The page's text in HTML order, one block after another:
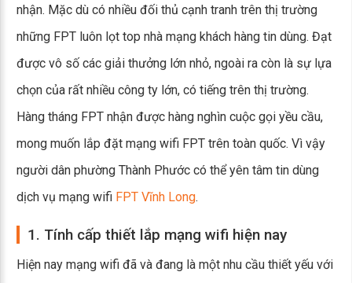
nhận. Mặc dù có nhiều đối thủ cạnh tranh trên thị trường
những FPT luôn lọt top nhà mạng khách hàng tin dùng. Đạt
được vô số các giải thưởng lớn nhỏ, ngoài ra còn là sự lựa
chọn của rất nhiều công ty lớn, có tiếng trên thị trường.
Hàng tháng FPT nhận được hàng nghìn cuộc gọi yều cầu,
mong muốn lắp đặt mạng wifi FPT trên toàn quốc. Vì vậy
người dân phường Thành Phước có thể yên tâm tin dùng
dịch vụ mạng wifi FPT Vĩnh Long.
1. Tính cấp thiết lắp mạng wifi hiện nay
Hiện nay mạng wifi đã và đang là một nhu cầu thiết yếu với